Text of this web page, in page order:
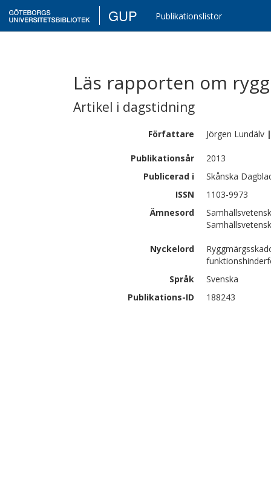
GUP Publikationslistor
Läs rapporten om
Artikel i dagstidning
Författare Jörgen Lundälv |
Publikationsår
2013
Publicerad i
Skånska
ISSN
1103-9973
Ämnesord
Nyckelord
Språk
Svenska
Publikations-ID
188243